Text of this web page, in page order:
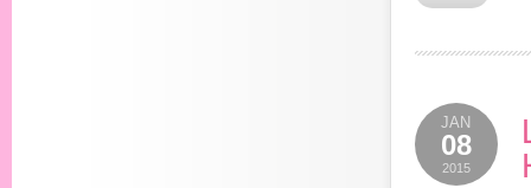
JAN
08
2015